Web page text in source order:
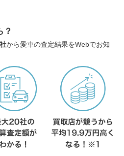
？
から愛車の査定結果をWebでお知